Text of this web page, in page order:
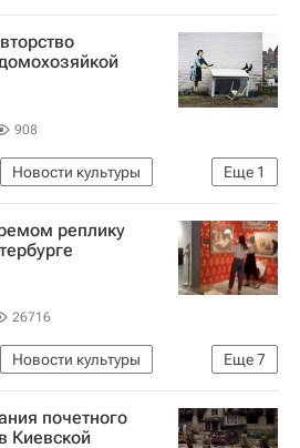
908
Еще 1
Новости культуры
реплику
26716
Еще7
Новости культуры
Карл III
Канберра
почетного
Киевской